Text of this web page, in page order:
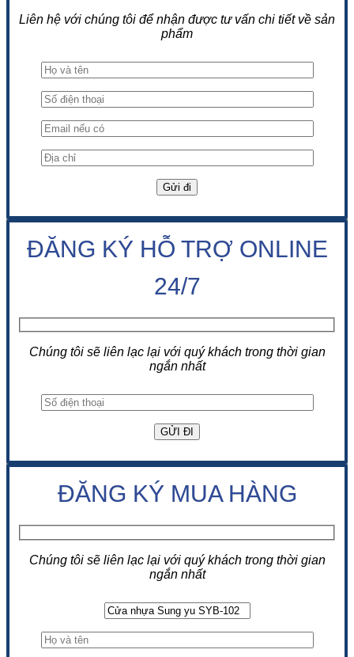
Liên hệ với chúng tôi để nhận được tư vấn chi tiết về sản
phẩm
ĐĂNG KÝ HỖ TRỢ ONLINE
24/7
Chúng tôi sẽ liên lạc lại với quý khách trong thời gian
ngắn nhất
ĐĂNG KÝ MUA HÀNG
Chúng tôi sẽ liên lạc lại với quý khách trong thời gian
ngắn nhất